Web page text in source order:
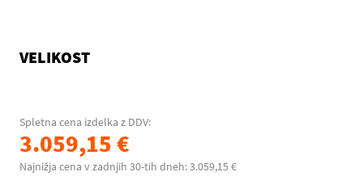
VELIKOST
Spletna cena izdelka z DDV:
3.059,15 €
Najnižja cena v zadnjih 30-tih dneh: 3.059,15 €